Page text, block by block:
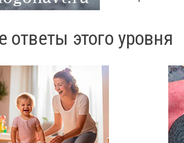
ответы этого уровня